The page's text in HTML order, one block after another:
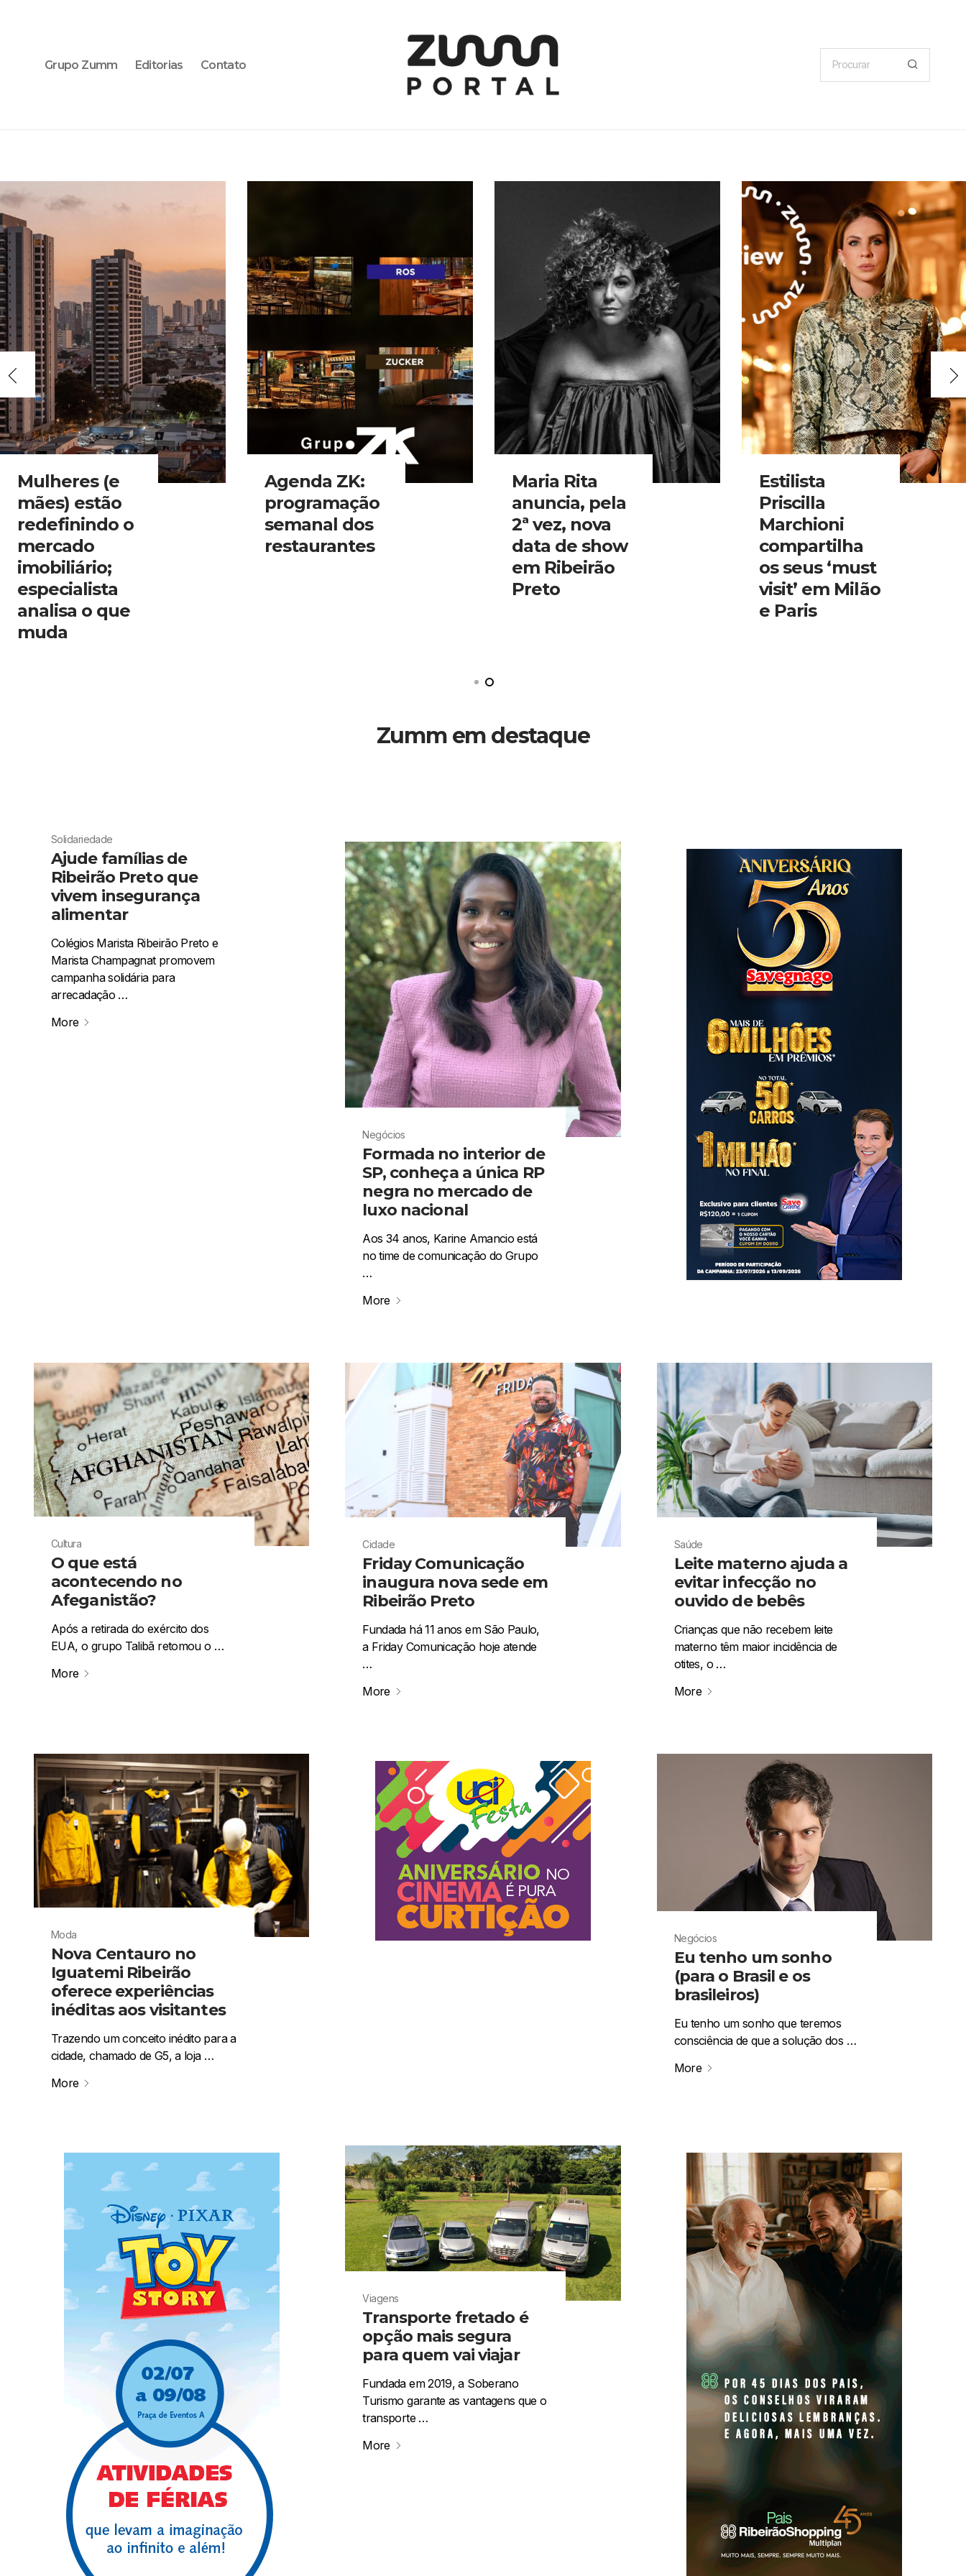
Grupo Zumm Editorias Contato
Mulheres (e
mães) estão
redefinindo o
mercado
imobiliário;
especialista
analisa o que
muda
Agenda ZK:
programação
semanal dos
restaurantes
Maria Rita
anuncia, pela
2ª vez, nova
data de show
em Ribeirão
Preto
Estilista
Priscilla
Marchioni
compartilha
os seus ‘must
visit’ em Milão
e Paris
Zumm em destaque
Solidariedade
Ajude famílias de
Ribeirão Preto que
vivem insegurança
alimentar
Colégios Marista Ribeirão Preto e
Marista Champagnat promovem
campanha solidária para
arrecadação …
More
Negócios
Formada no interior de
SP, conheça a única RP
negra no mercado de
luxo nacional
Aos 34 anos, Karine Amancio está
no time de comunicação do Grupo
…
More
Cultura
O que está
acontecendo no
Afeganistão?
Após a retirada do exército dos
EUA, o grupo Talibã retomou o …
More
Cidade
Friday Comunicação
inaugura nova sede em
Ribeirão Preto
Fundada há 11 anos em São Paulo,
a Friday Comunicação hoje atende
…
More
Saúde
Leite materno ajuda a
evitar infecção no
ouvido de bebês
Crianças que não recebem leite
materno têm maior incidência de
otites, o …
More
Moda
Nova Centauro no
Iguatemi Ribeirão
oferece experiências
inéditas aos visitantes
Trazendo um conceito inédito para a
cidade, chamado de G5, a loja …
More
Negócios
Eu tenho um sonho
(para o Brasil e os
brasileiros)
Eu tenho um sonho que teremos
consciência de que a solução dos …
More
Viagens
Transporte fretado é
opção mais segura
para quem vai viajar
Fundada em 2019, a Soberano
Turismo garante as vantagens que o
transporte …
More